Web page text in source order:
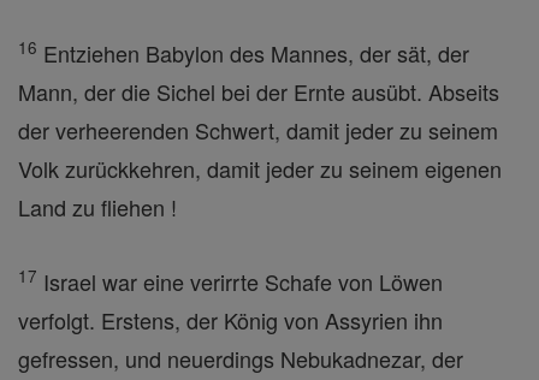
16 Entziehen Babylon des Mannes, der sät, der
Mann, der die Sichel bei der Ernte ausübt. Abseits
der verheerenden Schwert, damit jeder zu seinem
Volk zurückkehren, damit jeder zu seinem eigenen
Land zu fliehen !
17 Israel war eine verirrte Schafe von Löwen
verfolgt. Erstens, der König von Assyrien ihn
gefressen, und neuerdings Nebukadnezar, der